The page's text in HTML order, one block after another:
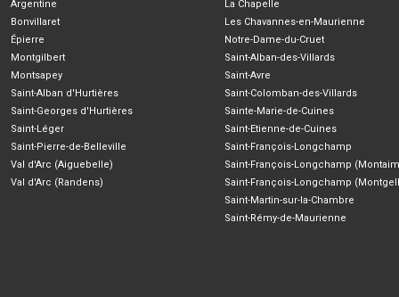
Argentine
Bonvillaret
Épierre
Montgilbert
Montsapey
Saint-Alban d'Hurtières
Saint-Georges d'Hurtières
Saint-Léger
Saint-Pierre-de-Belleville
Val d'Arc (Aiguebelle)
Val d'Arc (Randens)
La Chapelle
Les Chavannes-en-Maurienne
Notre-Dame-du-Cruet
Saint-Alban-des-Villards
Saint-Avre
Saint-Colomban-des-Villards
Sainte-Marie-de-Cuines
Saint-Etienne-de-Cuines
Saint-François-Longchamp
Saint-François-Longchamp
Saint-François-Longchamp
Saint-Martin-sur-la-Chambre
Saint-Rémy-de-Maurienne